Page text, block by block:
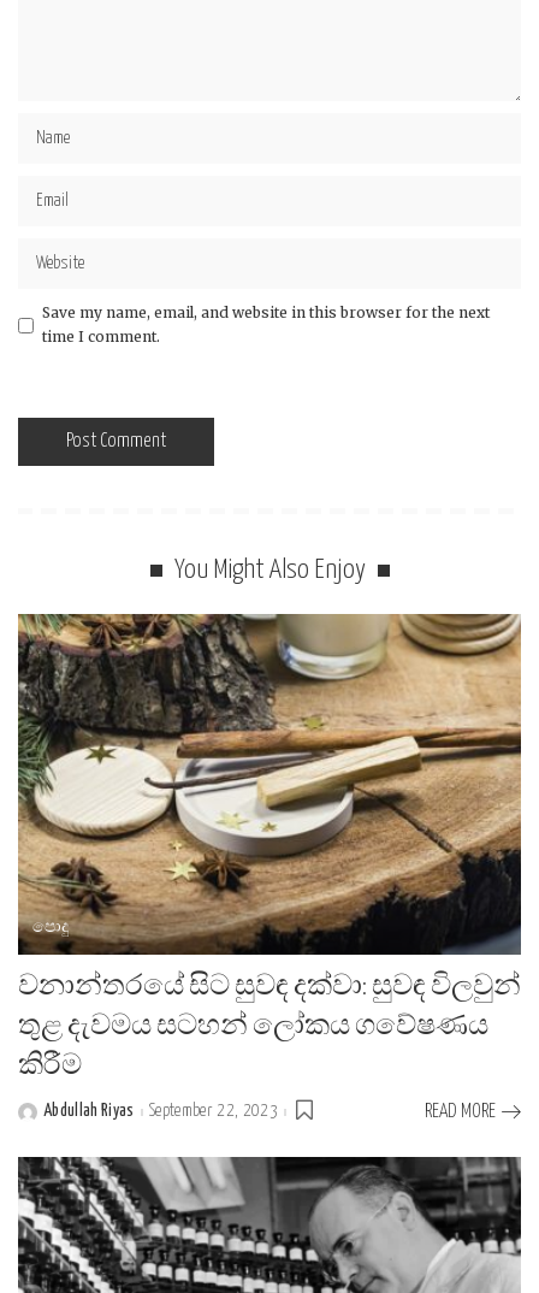
Save my name, email, and website in this browser for the next
time I comment.
You Might Also Enjoy
පොදු
වනාන්තරයේ සිට සුවඳ දක්වා: සුවඳ විලවුන්
තුළ දැවමය සටහන් ලෝකය ගවේෂණය
කිරීම
PostedAbdullah Riyas September 22, 2023 READ MORE